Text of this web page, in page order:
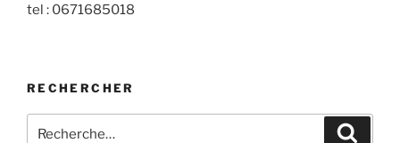
tel : 0671685018
RECHERCHER